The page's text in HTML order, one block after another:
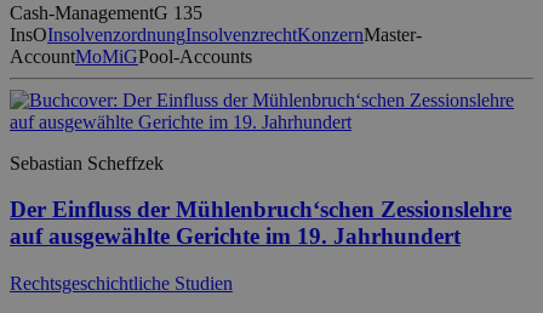
Cash-ManagementG 135
InsOInsolvenzordnungInsolvenzrechtKonzernMaster-
AccountMoMiGPool-Accounts
Sebastian Scheffzek
Der Einfluss der Mühlenbruch‘schen Zessionslehre
auf ausgewählte Gerichte im 19. Jahrhundert
Rechtsgeschichtliche Studien